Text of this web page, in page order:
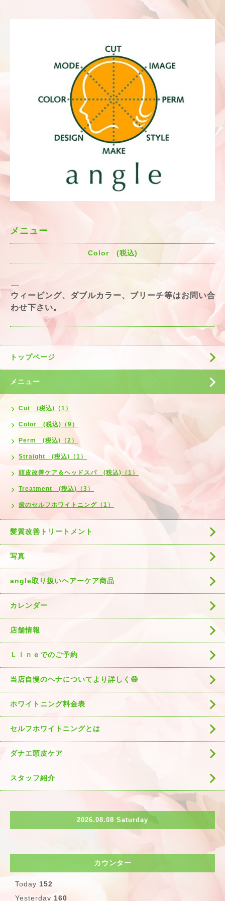
メニュー
Color (税込)
ウィービング、ダブルカラー、ブリーチ等はお問い合
わせ下さい。
トップページ
メニュー
Cut (税込)（1）
Color (税込)（9）
Perm (税込)（2）
Straight (税込)（1）
頭皮改善ケア＆ヘッドスパ (税込)（1）
Treatment (税込)（3）
歯のセルフホワイトニング（1）
髪質改善トリートメント
写真
angle取り扱いヘアーケア商品
カレンダー
店舗情報
Ｌｉｎｅでのご予約
当店自慢のヘナについてより詳しく😄
ホワイトニング料金表
セルフホワイトニングとは
ダナエ頭皮ケア
スタッフ紹介
2026.08.08 Saturday
カウンター
Today 152
Yesterday 160